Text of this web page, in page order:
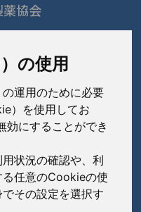
の使用
運用のために必要
）を使用してお
効にすることができ
状況の確認や、利
る任意のCookieの使
その設定を選択す
薬協会